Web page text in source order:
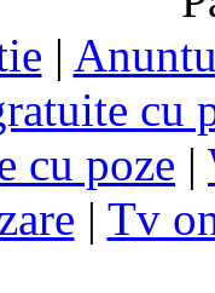
|
cu
cu poze |
| Tv